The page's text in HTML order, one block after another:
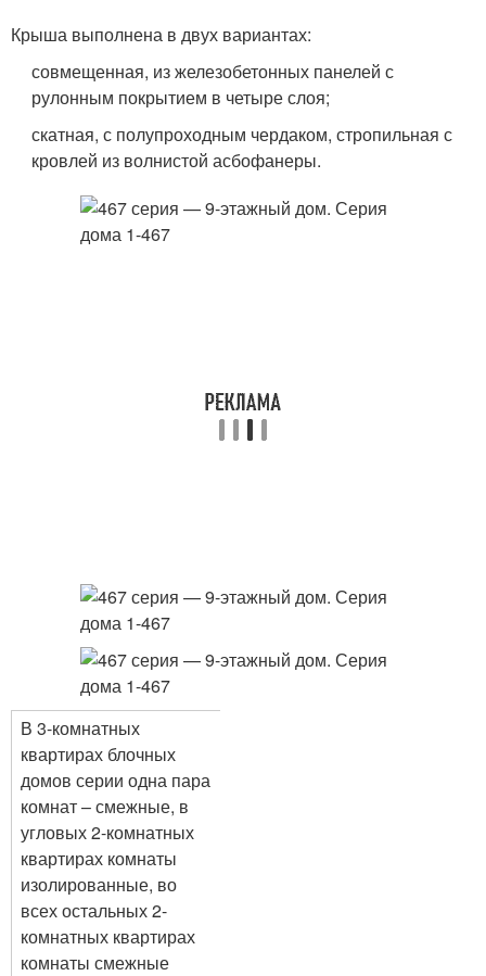
Крыша выполнена в двух вариантах:
совмещенная, из железобетонных панелей с
рулонным покрытием в четыре слоя;
скатная, с полупроходным чердаком, стропильная с
кровлей из волнистой асбофанеры.
В 3-комнатных
квартирах блочных
домов серии одна пара
комнат – смежные, в
угловых 2-комнатных
квартирах комнаты
изолированные, во
всех остальных 2-
комнатных квартирах
комнаты смежные